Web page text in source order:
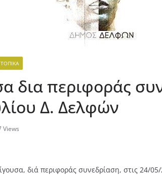
ΤΟΠΙΚΆ
δια περιφοράς
Δ. Δελφών
Views
διά περιφοράς συνεδρίαση, στις 24/